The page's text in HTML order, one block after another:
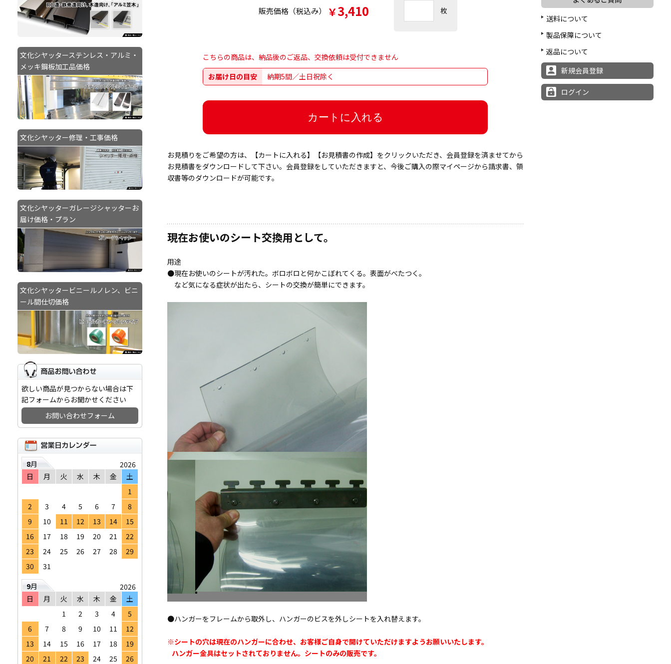
販売価格（税込み） ￥3,410 枚
こちらの商品は、納品後のご返品、交換依頼は受付できません
お届け日の目安
納期5間／土日祝除く
お見積りをご希望の方は、【カートに入れる】【お見積書の作成】をクリックいただき、会員登録を済ませてから
お見積書をダウンロードして下さい。会員登録をしていただきますと、今後ご購入の際マイページから請求書、領
収書等のダウンロードが可能です。
現在お使いのシート交換用として。
用途
●現在お使いのシートが汚れた。ボロボロと何かこぼれてくる。表面がべたつく。
など気になる症状が出たら、シートの交換が簡単にできます。
●ハンガーをフレームから取外し、ハンガーのビスを外しシートを入れ替えます。
※シートの穴は現在のハンガーに合わせ、お客様ご自身で開けていただけますようお願いいたします。
ハンガー金具はセットされておりません。シートのみの販売です。
送料について
製品保障について
返品について
新規会員登録
ログイン
文化シヤッターステンレス・アルミ・
メッキ鋼板加工品価格
文化シヤッター修理・工事価格
文化シヤッターガレージシャッターお
届け価格・プラン
文化シヤッタービニールノレン、ビニ
ール間仕切価格
欲しい商品が見つからない場合は下
記フォームからお聞かせください
お問い合わせフォーム
8月
2026
日
月 火 水 木 金
土
1
2
3 4 5 6 7
8
9
10 11 12 13 14
15
16
17 18 19 20 21
22
23
24 25 26 27 28
29
30
31
9月
2026
日
月 火 水 木 金
土
1
2 3 4
5
6
7 8 9 10 11
12
13
14 15 16 17 18
19
20
21 22 23 24 25
26